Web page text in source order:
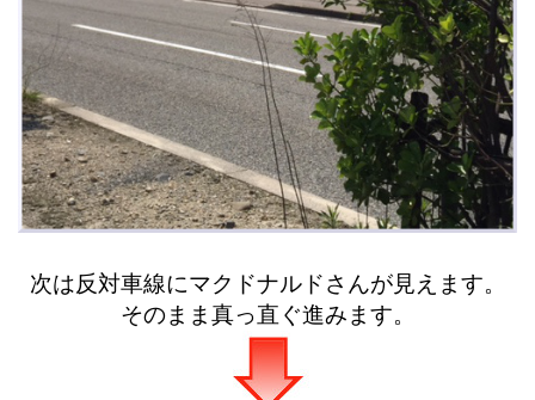
次は反対車線にマクドナルドさんが見えます。
そのまま真っ直ぐ進みます。